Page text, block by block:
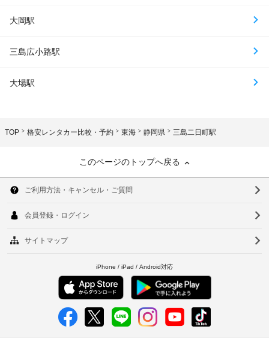
大岡駅
三島広小路駅
大場駅
TOP 格安レンタカー比較・予約 東海 静岡県 三島二日町駅
このページのトップへ戻る